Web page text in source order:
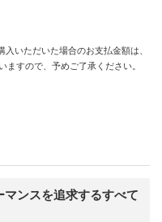
いただいた場合のお支払金額は、
ますので、予めご了承ください。
ンスを追求するすべて